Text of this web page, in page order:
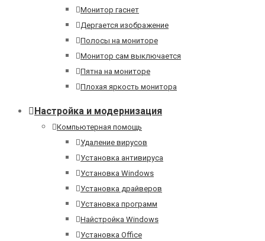
Монитор гаснет
Дергается изображение
Полосы на мониторе
Монитор сам выключается
Пятна на мониторе
Плохая яркость монитора
Настройка и модернизация
Компьютерная помощь
Удаление вирусов
Установка антивируса
Установка Windows
Установка драйверов
Установка программ
Найстройка Windows
Установка Office